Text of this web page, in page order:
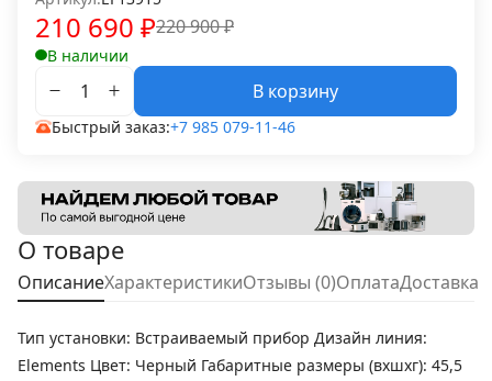
220 900₽
210 690 ₽
В наличии
В корзину
Быстрый заказ:+7 985 079-11-46
О товаре
ОписаниеХарактеристикиОтзывы (0)ОплатаДоставка
Тип установки: Встраиваемый прибор Дизайн линия:
Elements Цвет: Черный Габаритные размеры (вхшхг): 45,5